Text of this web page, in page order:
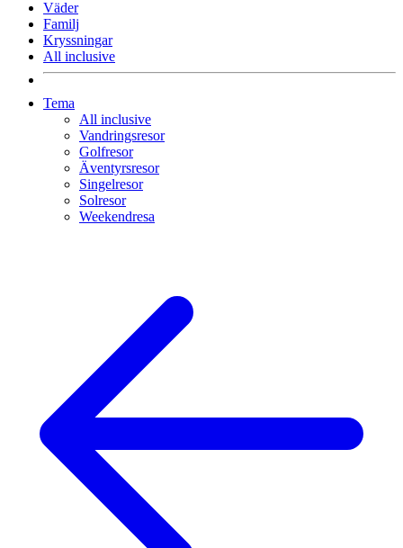
Väder
Familj
Kryssningar
All inclusive
Tema
All inclusive
Vandringsresor
Golfresor
Äventyrsresor
Singelresor
Solresor
Weekendresa